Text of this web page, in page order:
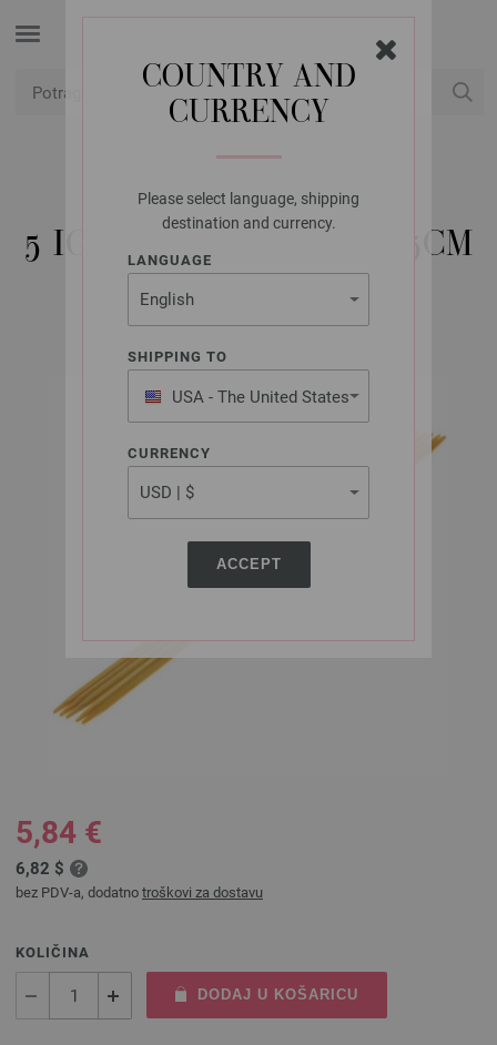
COUNTRY AND
CURRENCY
Please select language, shipping
destination and currency.
LANGUAGE
SHIPPING TO
USA - The United States
of America
CURRENCY
ACCEPT
LANA GROSSA
5 IGALA BAMBUS 2,0/15CM
5,84 €
6,82 $
bez PDV-a, dodatno troškovi za dostavu
KOLIČINA
DODAJ U KOŠARICU